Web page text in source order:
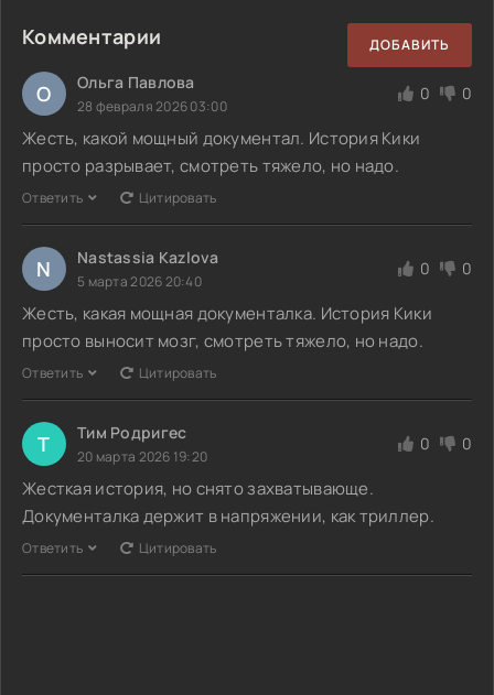
Комментарии ДОБАВИТЬ
О Ольга Павлова
28 февраля 2026 03:00
0 0
Жесть, какой мощный документал. История Кики
просто разрывает, смотреть тяжело, но надо.
Ответить Цитировать
N Nastassia Kazlova
5 марта 2026 20:40
0 0
Жесть, какая мощная документалка. История Кики
просто выносит мозг, смотреть тяжело, но надо.
Ответить Цитировать
Т Тим Родригес
20 марта 2026 19:20
0 0
Жесткая история, но снято захватывающе.
Документалка держит в напряжении, как триллер.
Ответить Цитировать